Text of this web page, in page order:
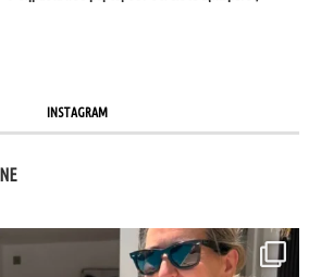
INSTAGRAM